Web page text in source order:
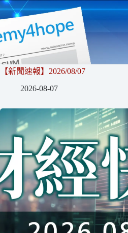
【新聞速報】2026/08/07
2026-08-07